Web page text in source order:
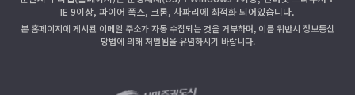
IE 9이상, 파이어 폭스, 크롬, 사파리에 최적화 되어있습니다.
본 홈페이지에 게시된 이메일 주소가 자동 수집되는 것을 거부하며, 이를 위반시 정보통신
망법에 의해 처벌됨을 유념하시기 바랍니다.